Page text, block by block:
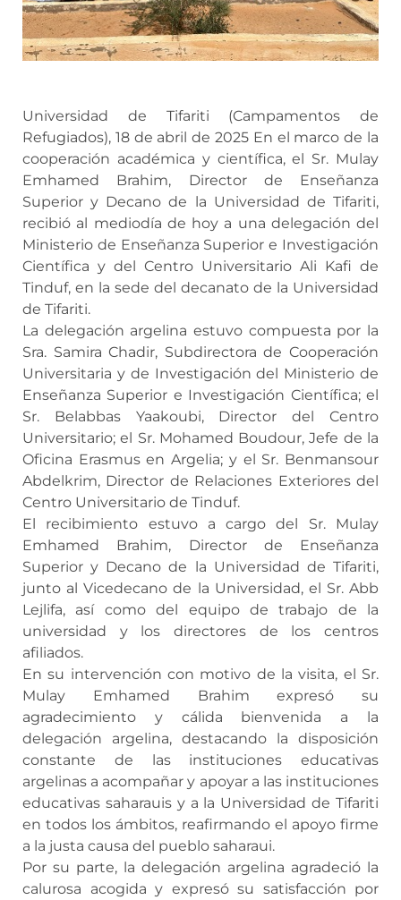
Universidad de Tifariti (Campamentos de
Refugiados), 18 de abril de 2025 En el marco de la
cooperación académica y científica, el Sr. Mulay
Emhamed Brahim, Director de Enseñanza
Superior y Decano de la Universidad de Tifariti,
recibió al mediodía de hoy a una delegación del
Ministerio de Enseñanza Superior e Investigación
Científica y del Centro Universitario Ali Kafi de
Tinduf, en la sede del decanato de la Universidad
de Tifariti.
La delegación argelina estuvo compuesta por la
Sra. Samira Chadir, Subdirectora de Cooperación
Universitaria y de Investigación del Ministerio de
Enseñanza Superior e Investigación Científica; el
Sr. Belabbas Yaakoubi, Director del Centro
Universitario; el Sr. Mohamed Boudour, Jefe de la
Oficina Erasmus en Argelia; y el Sr. Benmansour
Abdelkrim, Director de Relaciones Exteriores del
Centro Universitario de Tinduf.
El recibimiento estuvo a cargo del Sr. Mulay
Emhamed Brahim, Director de Enseñanza
Superior y Decano de la Universidad de Tifariti,
junto al Vicedecano de la Universidad, el Sr. Abb
Lejlifa, así como del equipo de trabajo de la
universidad y los directores de los centros
afiliados.
En su intervención con motivo de la visita, el Sr.
Mulay Emhamed Brahim expresó su
agradecimiento y cálida bienvenida a la
delegación argelina, destacando la disposición
constante de las instituciones educativas
argelinas a acompañar y apoyar a las instituciones
educativas saharauis y a la Universidad de Tifariti
en todos los ámbitos, reafirmando el apoyo firme
a la justa causa del pueblo saharaui.
Por su parte, la delegación argelina agradeció la
calurosa acogida y expresó su satisfacción por